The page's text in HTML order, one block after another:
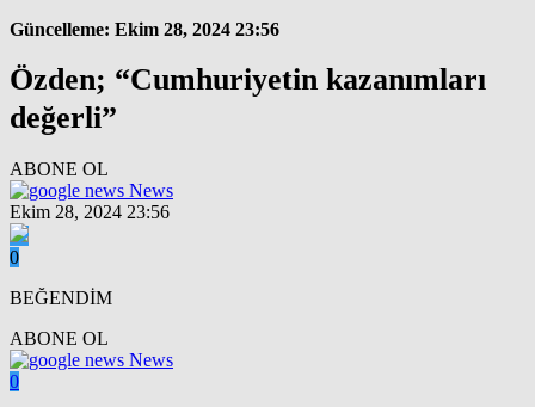
Güncelleme: Ekim 28, 2024 23:56
Özden; “Cumhuriyetin kazanımları
değerli”
ABONE OL
News
Ekim 28, 2024 23:56
0
BEĞENDİM
ABONE OL
News
0